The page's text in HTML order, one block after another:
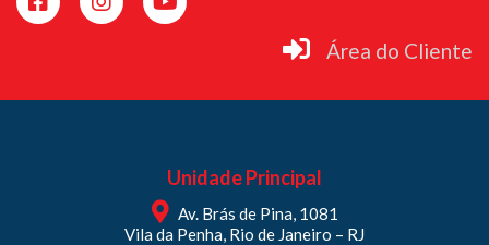
Área do Cliente
Unidade Principal
Av. Brás de Pina, 1081
Vila da Penha, Rio de Janeiro – RJ